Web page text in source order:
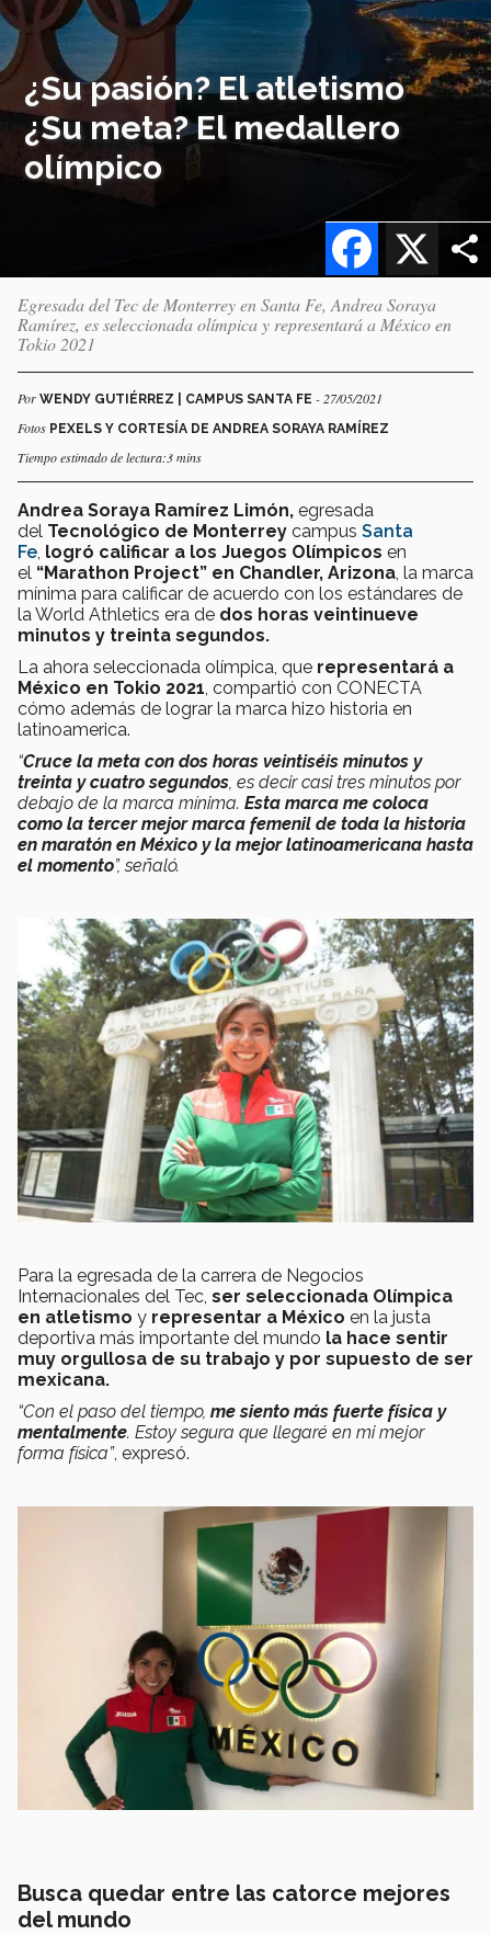
¿Su pasión? El atletismo
¿Su meta? El medallero
olímpico
X
Facebook
Egresada del Tec de Monterrey en Santa Fe, Andrea Soraya
Ramírez, es seleccionada olímpica y representará a México en
Tokio 2021
Por WENDY GUTIÉRREZ | CAMPUS SANTA FE - 27/05/2021
Fotos PEXELS Y CORTESÍA DE ANDREA SORAYA RAMÍREZ
Tiempo estimado de lectura:3 mins
Andrea Soraya Ramírez Limón, egresada
del Tecnológico de Monterrey campus Santa
Fe logró calificar a los Juegos Olímpicos en
el “Marathon Project” en Chandler, Arizona , la marca
mínima para calificar de acuerdo con los estándares de
la World Athletics era de dos horas veintinueve
minutos y treinta segundos.
La ahora seleccionada olímpica, que representará a
México en Tokio 2021 , compartió con CONECTA
cómo además de lograr la marca hizo historia en
latinoamerica.
“Cruce la meta con dos horas veintiséis minutos y
treinta y cuatro segundos , es decir casi tres minutos por
debajo de la marca mínima. Esta marca me coloca
como la tercer mejor marca femenil de toda la historia
en maratón en México y la mejor latinoamericana hasta
el momento”, señaló.
Para la egresada de la carrera de Negocios
Internacionales del Tec, ser seleccionada Olímpica
en atletismo y representar a México en la justa
deportiva más importante del mundo la hace sentir
muy orgullosa de su trabajo y por supuesto de ser
mexicana.
“Con el paso del tiempo, me siento más fuerte física y
mentalmente. Estoy segura que llegaré en mi mejor
forma física”, expresó.
Busca quedar entre las catorce mejores
del mundo